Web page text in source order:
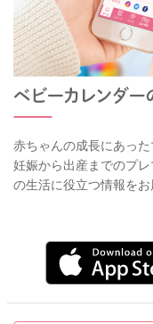
赤ちゃんの成長にあっ
妊娠から出産までのプ
の生活に役立つ情報をお